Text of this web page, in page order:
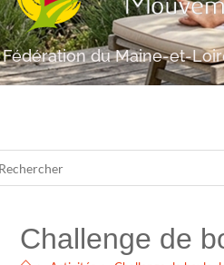
Fédération du Maine-et-
Challenge de